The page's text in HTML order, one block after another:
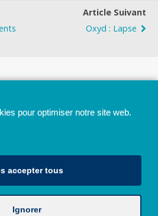
Article Suivant
Oxyd : Lapse
pour optimiser notre site web.
accepter tous
Ignorer